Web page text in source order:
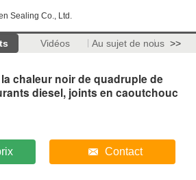
Sealing Co., Ltd.
Vidéos Au sujet de nous >>
chaleur noir de quadruple de
diesel, joints en caoutchouc
Contact